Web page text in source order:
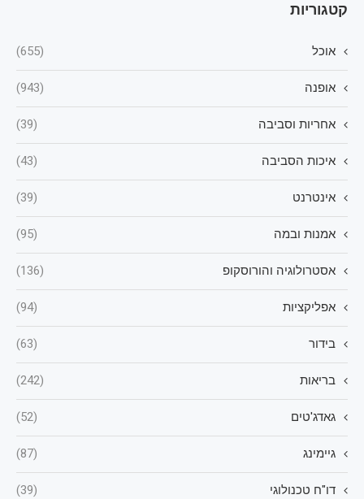
קטגוריות
אוכל (655)
אופנה (943)
אחריות וסביבה (39)
איכות הסביבה (43)
אינטרנט (39)
אמנות ובמה (95)
אסטרולוגיה והורוסקופ (136)
אפליקציות (94)
בידור (63)
בריאות (242)
גאדג'טים (52)
גיימינג (87)
דו"ח טכנולוגי (39)